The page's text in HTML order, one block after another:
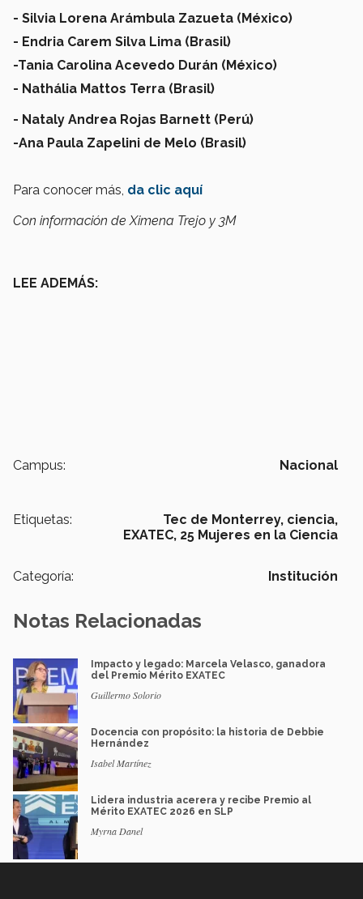
- Silvia Lorena Arámbula Zazueta (México)
- Endria Carem Silva Lima (Brasil)
-Tania Carolina Acevedo Durán (México)
- Nathália Mattos Terra (Brasil)
- Nataly Andrea Rojas Barnett (Perú)
-Ana Paula Zapelini de Melo (Brasil)
Para conocer más, da clic aquí
Con información de Ximena Trejo y 3M
LEE ADEMÁS:
Campus: Nacional
Etiquetas: Tec de Monterrey, ciencia,
EXATEC, 25 Mujeres en la Ciencia
Categoría: Institución
Notas Relacionadas
Impacto y legado: Marcela Velasco, ganadora
del Premio Mérito EXATEC
Guillermo Solorio
Docencia con propósito: la historia de Debbie
Hernández
Isabel Martínez
Lidera industria acerera y recibe Premio al
Mérito EXATEC 2026 en SLP
Myrna Danel